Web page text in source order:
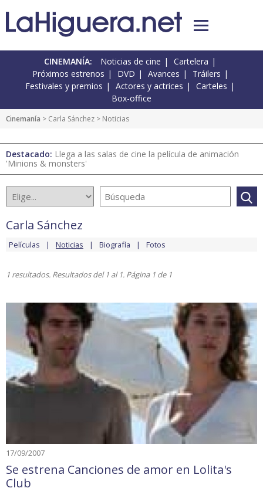
CINEMANÍA: Noticias de cine
Cartelera
Próximos estrenos
DVD Avances
Tráilers
Festivales y premios
Actores y actrices
Carteles
Box-office
Cinemanía > Carla Sánchez > Noticias
Destacado: Llega a las salas de cine la película de animación
'Minions & monsters'
Carla Sánchez
Películas Noticias Biografía Fotos
1 resultados. Resultados del 1 al 1. Página 1 de 1
17/09/2007
Se estrena Canciones de amor en Lolita's
Club